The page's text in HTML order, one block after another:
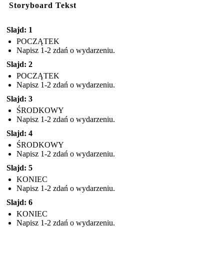
Storyboard Tekst
Slajd: 1
POCZĄTEK
Napisz 1-2 zdań o wydarzeniu.
Slajd: 2
POCZĄTEK
Napisz 1-2 zdań o wydarzeniu.
Slajd: 3
ŚRODKOWY
Napisz 1-2 zdań o wydarzeniu.
Slajd: 4
ŚRODKOWY
Napisz 1-2 zdań o wydarzeniu.
Slajd: 5
KONIEC
Napisz 1-2 zdań o wydarzeniu.
Slajd: 6
KONIEC
Napisz 1-2 zdań o wydarzeniu.